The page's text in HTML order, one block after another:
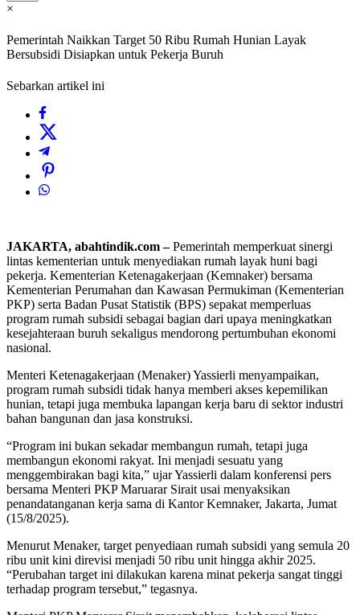
×
Pemerintah Naikkan Target 50 Ribu Rumah Hunian Layak
Bersubsidi Disiapkan untuk Pekerja Buruh
Sebarkan artikel ini
JAKARTA, abahtindik.com –Pemerintah memperkuat sinergi
lintas kementerian untuk menyediakan rumah layak huni bagi
pekerja. Kementerian Ketenagakerjaan (Kemnaker) bersama
Kementerian Perumahan dan Kawasan Permukiman (Kementerian
PKP) serta Badan Pusat Statistik (BPS) sepakat memperluas
program rumah subsidi sebagai bagian dari upaya meningkatkan
kesejahteraan buruh sekaligus mendorong pertumbuhan ekonomi
nasional.
Menteri Ketenagakerjaan (Menaker) Yassierli menyampaikan,
program rumah subsidi tidak hanya memberi akses kepemilikan
hunian, tetapi juga membuka lapangan kerja baru di sektor industri
bahan bangunan dan jasa konstruksi.
“Program ini bukan sekadar membangun rumah, tetapi juga
membangun ekonomi rakyat. Ini menjadi sesuatu yang
menggembirakan bagi kita,” ujar Yassierli dalam konferensi pers
bersama Menteri PKP Maruarar Sirait usai menyaksikan
penandatanganan kerja sama di Kantor Kemnaker, Jakarta, Jumat
(15/8/2025).
Menurut Menaker, target penyediaan rumah subsidi yang semula 20
ribu unit kini direvisi menjadi 50 ribu unit hingga akhir 2025.
“Perubahan target ini dilakukan karena minat pekerja sangat tinggi
terhadap program tersebut,” tegasnya.